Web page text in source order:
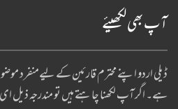
آپ بھی لکھیئے
ڈیلی اردو اپنے محترم قارئین کے لیےمنفرد
ہے۔ اگر آپ لکھنا چا ہتے ہیں تو مندرجہ ذیل